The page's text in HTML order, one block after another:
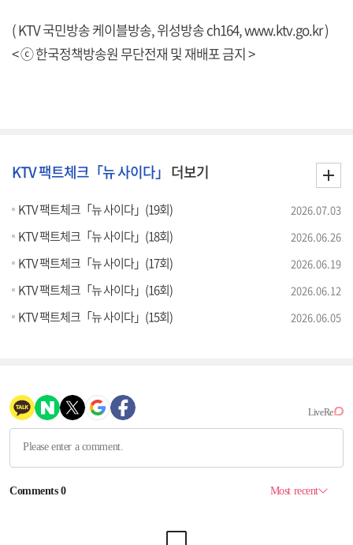
( KTV 국민방송 케이블방송, 위성방송 ch164,www.ktv.go.kr)
< ⓒ 한국정책방송원 무단전재 및 재배포 금지 >
KTV 팩트체크「뉴 사이다」 더보기
KTV 팩트체크「뉴 사이다」(19회) 2026.07.03
KTV 팩트체크「뉴 사이다」(18회) 2026.06.26
KTV 팩트체크「뉴 사이다」(17회) 2026.06.19
KTV 팩트체크「뉴 사이다」(16회) 2026.06.12
KTV 팩트체크「뉴 사이다」(15회) 2026.06.05